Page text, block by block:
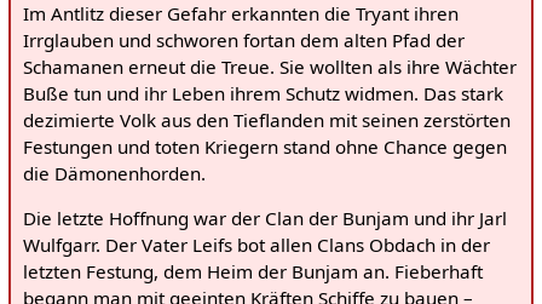
Im Antlitz dieser Gefahr erkannten die Tryant ihren
Irrglauben und schworen fortan dem alten Pfad der
Schamanen erneut die Treue. Sie wollten als ihre Wächter
Buße tun und ihr Leben ihrem Schutz widmen. Das stark
dezimierte Volk aus den Tieflanden mit seinen zerstörten
Festungen und toten Kriegern stand ohne Chance gegen
die Dämonenhorden.
Die letzte Hoffnung war der Clan der Bunjam und ihr Jarl
Wulfgarr. Der Vater Leifs bot allen Clans Obdach in der
letzten Festung, dem Heim der Bunjam an. Fieberhaft
begann man mit geeinten Kräften Schiffe zu bauen –